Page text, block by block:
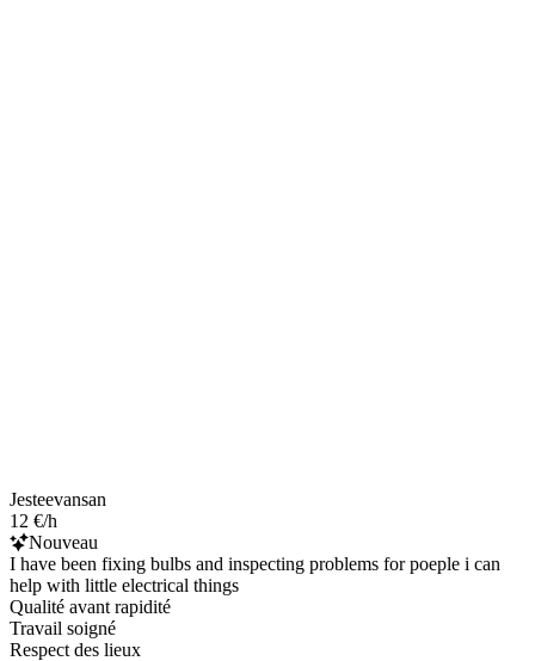
Jesteevansan
12 €/h
Nouveau
I have been fixing bulbs and inspecting problems for poeple i can
help with little electrical things
Qualité avant rapidité
Travail soigné
Respect des lieux